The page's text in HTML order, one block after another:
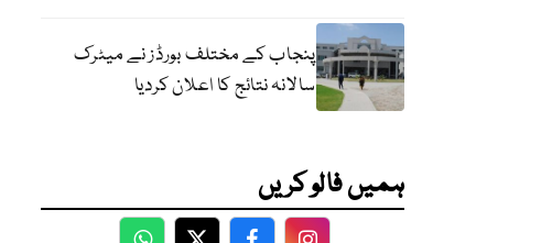
پنجاب کے مختلف بورڈز نے میٹرک
سالانہ نتائج کا اعلان کردیا
ہمیں فالو کریں